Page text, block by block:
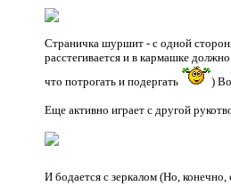
Страничка шуршит - с одной
расстегивается и в кармашке
что потрогать и подергать
)
Еще активно играет с другой
И бодается с зеркалом (Но, конечно,